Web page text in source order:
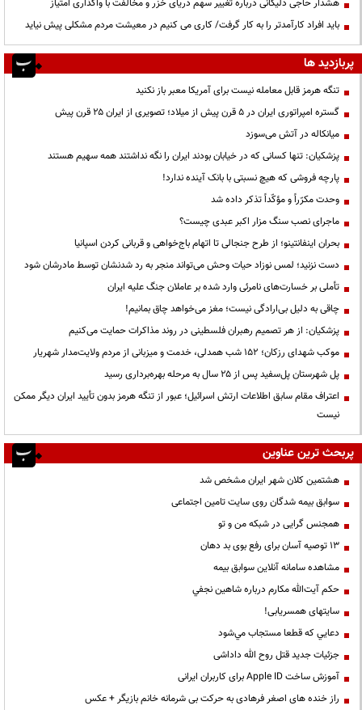
هشدار حاجی دلیگانی درباره تغییر سهم دریای خزر و مخالفت با واگذاری امتیاز
باید افراد کارآمدتر را به کار گرفت/ کاری می کنیم در معیشت مردم مشکلی پیش نیاید
پربازدید ها
تنگه هرمز قابل معامله نیست برای آمریکا معبر باز نکنید
گستره امپراتوری ایران در ۵ قرن پیش از میلاد؛ تصویری از ایران ۲۵ قرن پیش
میانکاله در آتش می‌سوزد
پزشکیان: تنها کسانی که در خیابان بودند ایران را نگه نداشتند همه سهیم هستند
پارچه فروشی که هیچ نسبتی با بانک آینده ندارد!
وحدت مکرّراً و مؤکّداً تذکر داده شد
ماجرای نصب سنگ مزار اکبر عبدی چیست؟
بحران اینفانتینو؛ از طرح جنجالی تا اتهام باج‌خواهی و قربانی کردن اسپانیا
دست نزنید؛ لمس نوزاد حیات وحش می‌تواند منجر به رد شدنشان توسط مادرشان شود
تأملی بر خسارت‌های نامرئی وارد شده بر عاملان جنگ علیه ایران
چاقی به دلیل بی‌ارادگی نیست؛ مغز می‌خواهد چاق بمانیم!
پزشکیان: از هر تصمیم رهبران فلسطینی در روند مذاکرات حمایت می‌کنیم
موکب شهدای رزکان؛ ۱۵۲ شب همدلی، خدمت و میزبانی از مردم ولایت‌مدار شهریار
پل شهرستان پل‌سفید پس از ۲۵ سال به مرحله بهره‌برداری رسید
اعتراف مقام سابق اطلاعات ارتش اسرائیل؛ عبور از تنگه هرمز بدون تأیید ایران دیگر ممکن
نیست
پربحث ترین عناوین
هشتمین کلان شهر ایران مشخص شد
سوابق بیمه شدگان روی سایت تامین اجتماعی
همجنس گرایی در شبکه من و تو
13 توصیه آسان برای رفع بوی بد دهان
مشاهده سامانه آنلاين سوابق بیمه
حكم آيت‌الله مكارم درباره شاهين نجفي
سایتهای همسریابی!
دعايي كه قطعا مستجاب مي‌شود
جزئیات جدید قتل روح الله داداشی
آموزش ساخت Apple ID برای کاربران ایرانی
راز خنده های اصغر فرهادی به حرکت بی شرمانه خانم بازیگر + عکس